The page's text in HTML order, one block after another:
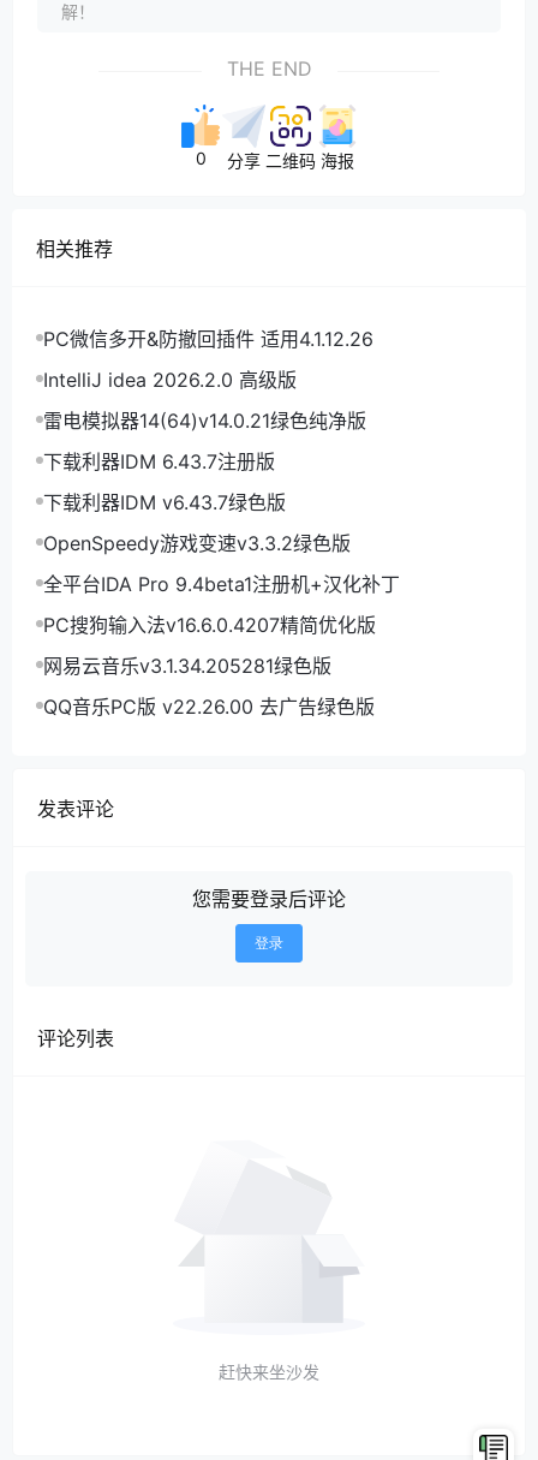
解！
THE END
0 分享 二维码 海报
相关推荐
PC微信多开&防撤回插件 适用4.1.12.26
IntelliJ idea 2026.2.0 高级版
雷电模拟器14(64)v14.0.21绿色纯净版
下载利器IDM 6.43.7注册版
下载利器IDM v6.43.7绿色版
OpenSpeedy游戏变速v3.3.2绿色版
全平台IDA Pro 9.4beta1注册机+汉化补丁
PC搜狗输入法v16.6.0.4207精简优化版
网易云音乐v3.1.34.205281绿色版
QQ音乐PC版 v22.26.00 去广告绿色版
发表评论
您需要登录后评论
登录
评论列表
赶快来坐沙发